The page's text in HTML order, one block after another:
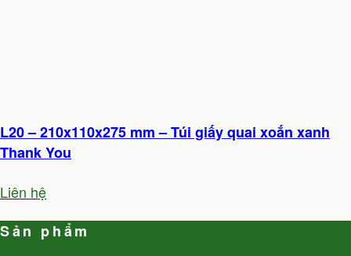
L20 – 210x110x275 mm – Túi giấy quai xoắn xanh
Thank You
Liên hệ
Sản phẩm